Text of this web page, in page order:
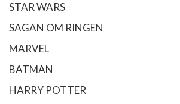
STAR WARS
SAGAN OM RINGEN
MARVEL
BATMAN
HARRY POTTER